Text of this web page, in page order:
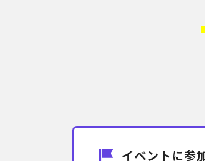
イベントに参